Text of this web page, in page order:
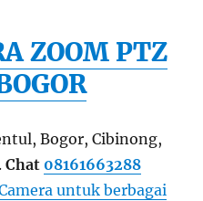
ZOOM PTZ
Bogor, Cibinong,
Chat 08161663288
untuk berbagai